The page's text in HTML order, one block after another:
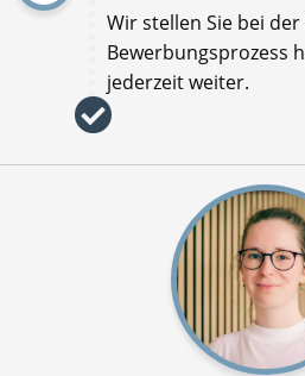
Wir stellen Sie bei
Bewerbungsprozess
jederzeit weiter.